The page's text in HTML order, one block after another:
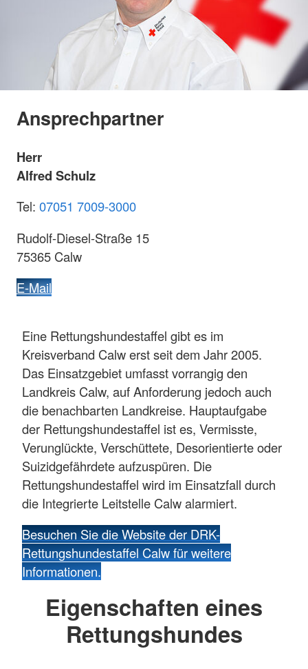
Ansprechpartner
Herr
Alfred Schulz
Tel: 07051 7009-3000
Rudolf-Diesel-Straße 15
75365 Calw
E-Mail
Eine Rettungshundestaffel gibt es im
Kreisverband Calw erst seit dem Jahr 2005.
Das Einsatzgebiet umfasst vorrangig den
Landkreis Calw, auf Anforderung jedoch auch
die benachbarten Landkreise. Hauptaufgabe
der Rettungshundestaffel ist es, Vermisste,
Verunglückte, Verschüttete, Desorientierte oder
Suizidgefährdete aufzuspüren. Die
Rettungshundestaffel wird im Einsatzfall durch
die Integrierte Leitstelle Calw alarmiert.
Besuchen Sie die Website der DRK-
Rettungshundestaffel Calw für weitere
Informationen.
Eigenschaften eines
Rettungshundes